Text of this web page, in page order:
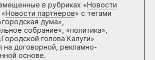
в рубриках «Новости
Новости партнеров» с тегами
дума»,
собрание», «политика»,
голова Калуги»
на договорной, рекламно-
основе.